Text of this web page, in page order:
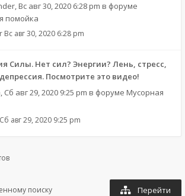
, Вс авг 30, 2020 6:28 pm в форуме
помойка
Вс авг 30, 2020 6:28 pm
Силы. Нет сил? Энергии? Лень, стресс,
Посмотрите это видео!
, Сб авг 29, 2020 9:25 pm в форуме Мусорная
Сб авг 29, 2020 9:25 pm
поиску Перейти